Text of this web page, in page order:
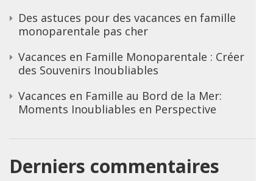
Des astuces pour des vacances en famille
monoparentale pas cher
Vacances en Famille Monoparentale : Créer
des Souvenirs Inoubliables
Vacances en Famille au Bord de la Mer:
Moments Inoubliables en Perspective
Derniers commentaires